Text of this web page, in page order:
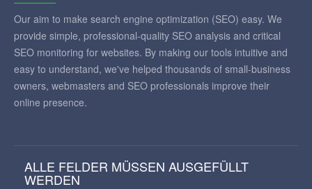
Our aim to make search engine optimization (SEO) easy. We
provide simple, professional-quality SEO analysis and critical
SEO monitoring for websites. By making our tools intuitive and
easy to understand, we've helped thousands of small-business
owners, webmasters and SEO professionals improve their
online presence.
ALLE FELDER MÜSSEN AUSGEFÜLLT
WERDEN